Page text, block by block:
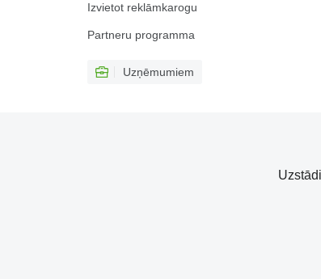
Izvietot reklāmkarogu
Partneru programma
Uzņēmumiem